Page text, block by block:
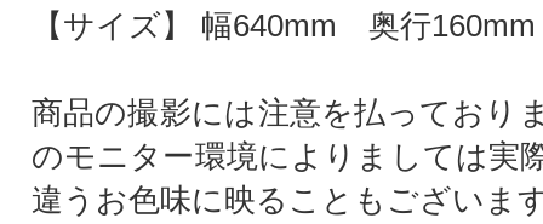
【サイズ】 幅640mm 奥行
商品の撮影には注意を払っており
のモニター環境によりましては実
違うお色味に映ることもございま